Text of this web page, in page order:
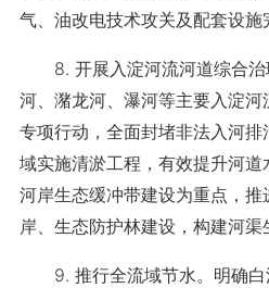
气、油改电技术攻关及配套设施
8. 开展入淀河流河道综合治
河、潴龙河、瀑河等主要入淀
专项行动，全面封堵非法入河
域实施清淤工程，有效提升河
河岸生态缓冲带建设为重点，
岸、生态防护林建设，构建河渠
9. 推行全流域节水。明确白